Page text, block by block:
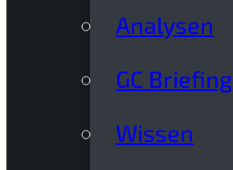
Analysen
GC Briefing
Wissen